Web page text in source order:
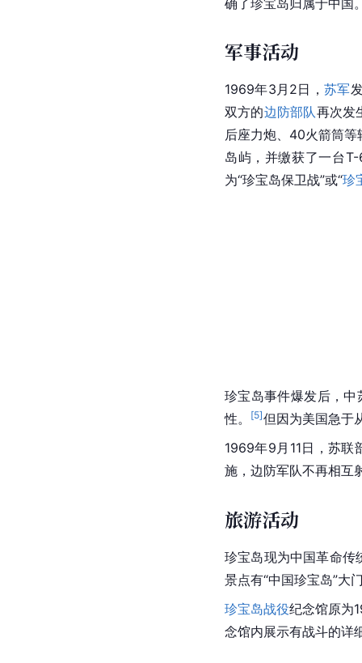
确了珍宝岛归属于中国
军事活动
1969年3月2日， 苏军
双方的边防部队再次发
后座力炮、40火箭筒
岛屿，并缴获了一台
为“珍宝岛保卫战”或“珍
珍宝岛事件爆发后，
性。
[5]但因为美国急于
1969年9月11日，苏联
施，边防军队不再相互
旅游活动
珍宝岛现为中国革命传
景点有“中国珍宝岛”大
珍宝岛战役纪念馆原为
念馆内展示有战斗的详